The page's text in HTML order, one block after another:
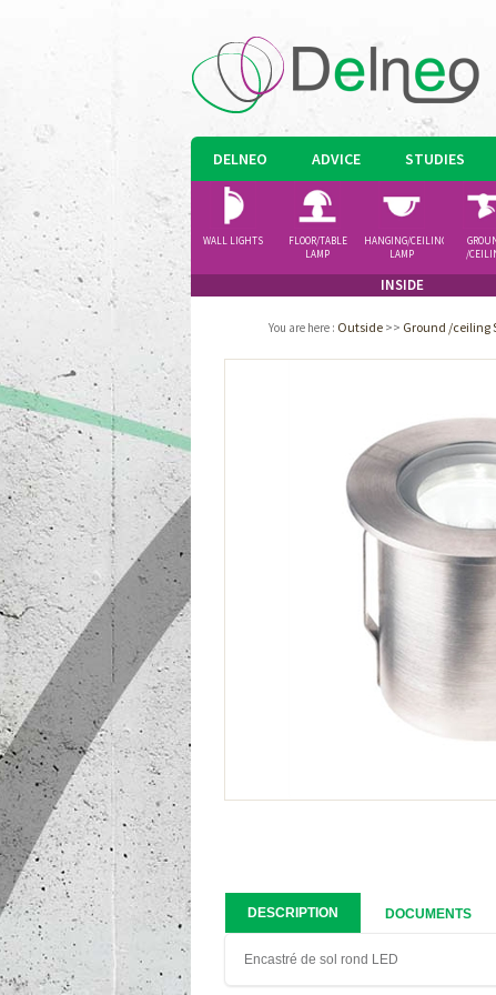
DELNEO ADVICE STUDIES
INSIDE
WALL LIGHTS
FLOOR/TABLE
LAMP
HANGING/CEILING
LAMP
/
You are here : Outside >> Ground /ceiling
DESCRIPTION DOCUMENTS
Encastré de sol rond LED